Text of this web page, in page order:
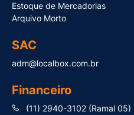
Estoque de Mercadorias
Arquivo Morto
SAC
adm@localbox.com.br
Financeiro
(11) 2940-3102 (Ramal 05)